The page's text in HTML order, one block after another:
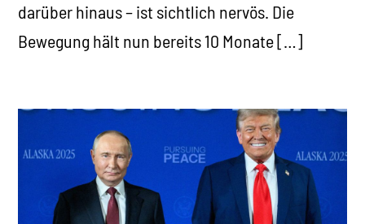
darüber hinaus – ist sichtlich nervös. Die
Bewegung hält nun bereits 10 Monate […]